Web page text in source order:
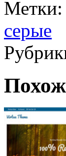
Метки:
серые